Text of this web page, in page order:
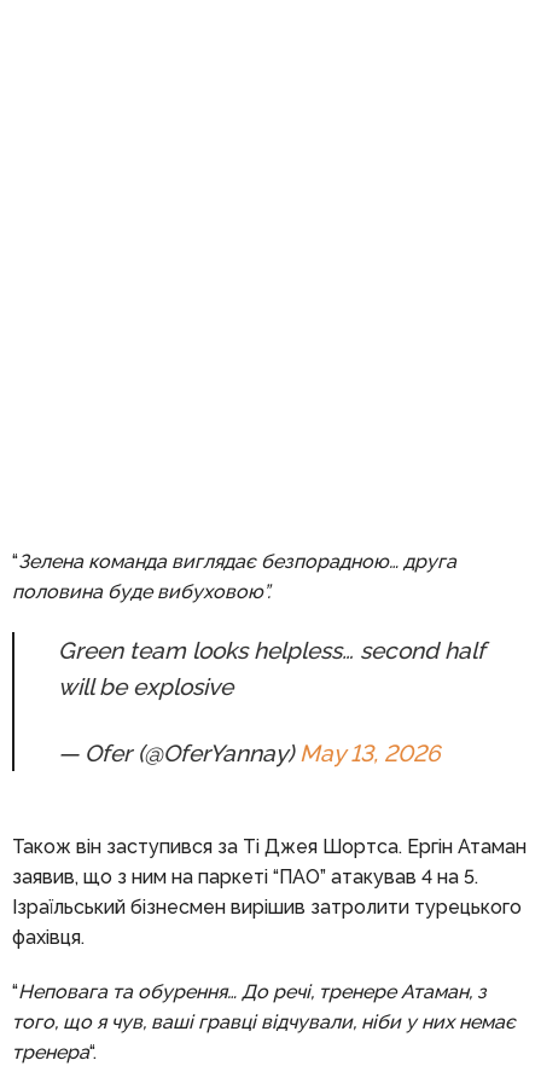
“Зелена команда виглядає безпорадною… друга
половина буде вибуховою”.
Green team looks helpless… second half
will be explosive
— Ofer (@OferYannay) May 13, 2026
Також він заступився за Ті Джея Шортса. Ергін Атаман
заявив, що з ним на паркеті “ПАО” атакував 4 на 5.
Ізраїльський бізнесмен вирішив затролити турецького
фахівця.
“Неповага та обурення… До речі, тренере Атаман, з
того, що я чув, ваші гравці відчували, ніби у них немає
тренера“.